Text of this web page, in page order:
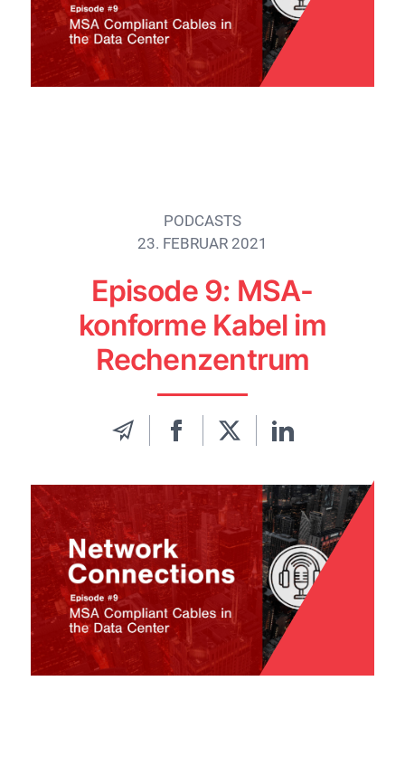
PODCASTS
23. FEBRUAR 2021
Episode 9: MSA-
konforme Kabel im
Rechenzentrum